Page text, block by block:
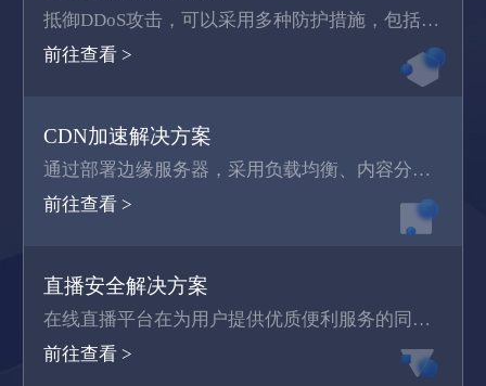
抵御DDoS攻击，可以采用多种防护措施，包括增加带宽、使用反向代理和负载均衡、使用流量标识技术、将弱点资源进行分离、使用云安全服务、使用IP过滤、开启防火墙、使用滑动窗口攻击防御技术、使用网关防护、使用内存防御技术以及构建高可用性架构等。
前往查看 >
CDN加速解决方案
通过部署边缘服务器，采用负载均衡、内容分发、调度等功能，使用户可以就近访问获取所需内容，从而解决网站拥塞情况，提高用户访问响应速度。
前往查看 >
直播安全解决方案
在线直播平台在为用户提供优质便利服务的同时，也容易被竞争对手、黑产盯上，通过多种攻击手段进行敲诈勒索，造成严重经济损失。防御吧为直播平台量身订制个性化安全解决方案，立体防护，抵御多种恶意攻击，保障平台可用性。
前往查看 >